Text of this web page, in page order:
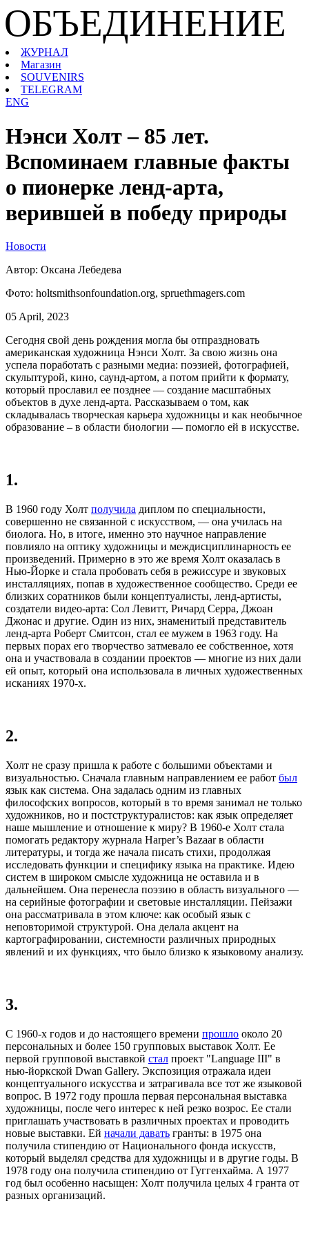
ОБЪЕДИНЕНИЕ
ЖУРНАЛ
Магазин
SOUVENIRS
TELEGRAM
ENG
Нэнси Холт – 85 лет.
Вспоминаем главные факты
о пионерке ленд-арта,
верившей в победу природы
Новости
Автор: Оксана Лебедева
Фото: holtsmithsonfoundation.org, spruethmagers.com
05 April, 2023
Сегодня свой день рождения могла бы отпраздновать
американская художница Нэнси Холт. За свою жизнь она
успела поработать с разными медиа: поэзией, фотографией,
скульптурой, кино, саунд-артом, а потом прийти к формату,
который прославил ее позднее — создание масштабных
объектов в духе ленд-арта. Рассказываем о том, как
складывалась творческая карьера художницы и как необычное
образование – в области биологии — помогло ей в искусстве.
1.
В 1960 году Холт получила диплом по специальности,
совершенно не связанной с искусством, — она училась на
биолога. Но, в итоге, именно это научное направление
повлияло на оптику художницы и междисциплинарность ее
произведений. Примерно в это же время Холт оказалась в
Нью-Йорке и стала пробовать себя в режиссуре и звуковых
инсталляциях, попав в художественное сообщество. Среди ее
близких соратников были концептуалисты, ленд-артисты,
создатели видео-арта: Сол Левитт, Ричард Серра, Джоан
Джонас и другие. Один из них, знаменитый представитель
ленд-арта Роберт Смитсон, стал ее мужем в 1963 году. На
первых порах его творчество затмевало ее собственное, хотя
она и участвовала в создании проектов — многие из них дали
ей опыт, который она использовала в личных художественных
исканиях 1970-х.
2.
Холт не сразу пришла к работе с большими объектами и
визуальностью. Сначала главным направлением ее работ был
язык как система. Она задалась одним из главных
философских вопросов, который в то время занимал не только
художников, но и постструктуралистов: как язык определяет
наше мышление и отношение к миру? В 1960-е Холт стала
помогать редактору журнала Harper’s Bazaar в области
литературы, и тогда же начала писать стихи, продолжая
исследовать функции и специфику языка на практике. Идею
систем в широком смысле художница не оставила и в
дальнейшем. Она перенесла поэзию в область визуального —
на серийные фотографии и световые инсталляции. Пейзажи
она рассматривала в этом ключе: как особый язык с
неповторимой структурой. Она делала акцент на
картографировании, системности различных природных
явлений и их функциях, что было близко к языковому анализу.
3.
С 1960-х годов и до настоящего времени прошло около 20
персональных и более 150 групповых выставок Холт. Ее
первой групповой выставкой стал проект "Language III" в
нью-йоркской Dwan Gallery. Экспозиция отражала идеи
концептуального искусства и затрагивала все тот же языковой
вопрос. В 1972 году прошла первая персональная выставка
художницы, после чего интерес к ней резко возрос. Ее стали
приглашать участвовать в различных проектах и проводить
новые выставки. Ей начали давать гранты: в 1975 она
получила стипендию от Национального фонда искусств,
который выделял средства для художницы и в другие годы. В
1978 году она получила стипендию от Гуггенхайма. А 1977
год был особенно насыщен: Холт получила целых 4 гранта от
разных организаций.